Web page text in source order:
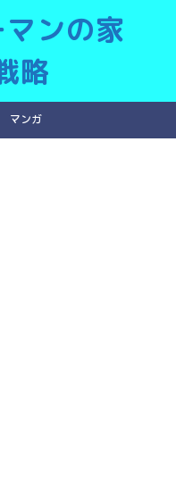
ンの家
略
マンガ